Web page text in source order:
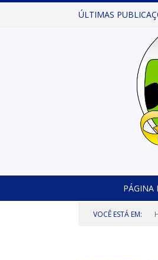
ÚLTIMAS
PÁGINA
VOCÊ ESTÁ EM: